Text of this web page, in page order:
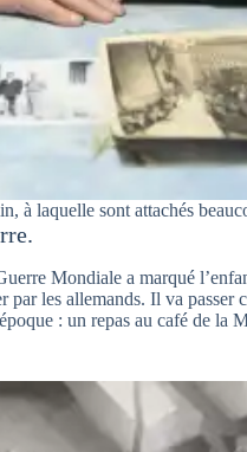
à laquelle sont attachés
Mondiale a marqué
les allemands. Il va passer
: un repas au café de la